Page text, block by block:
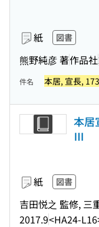
紙 図書
熊野純彦 著作品社
件名 本居, 宣長,
本居
Ⅲ
紙 図書
吉田悦之 監修, 三
2017.9<HA24-